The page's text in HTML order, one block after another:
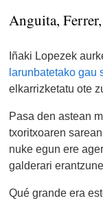
Anguita,
Iñaki Lopezek
larunbatetako gau
elkarrizketatu ote
Pasa den astean
txoritxoaren
nuke egun ere
galderari
Qué grande era